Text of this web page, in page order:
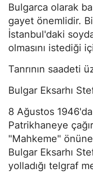
Bulgarca olarak
gayet önemlidir.
İstanbul'daki
olmasını istediği
Tanrının saadeti
Bulgar Eksarhı
8 Ağustos
Patrikhaneye
"Mahkeme"
Bulgar Eksarhı
yolladığı telgraf